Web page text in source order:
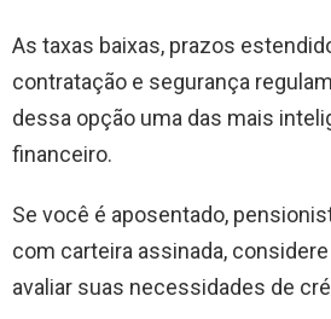
As taxas baixas, prazos
contratação e segurança
dessa opção uma das mais
financeiro.
Se você é aposentado,
com carteira assinada,
avaliar suas necessidades de